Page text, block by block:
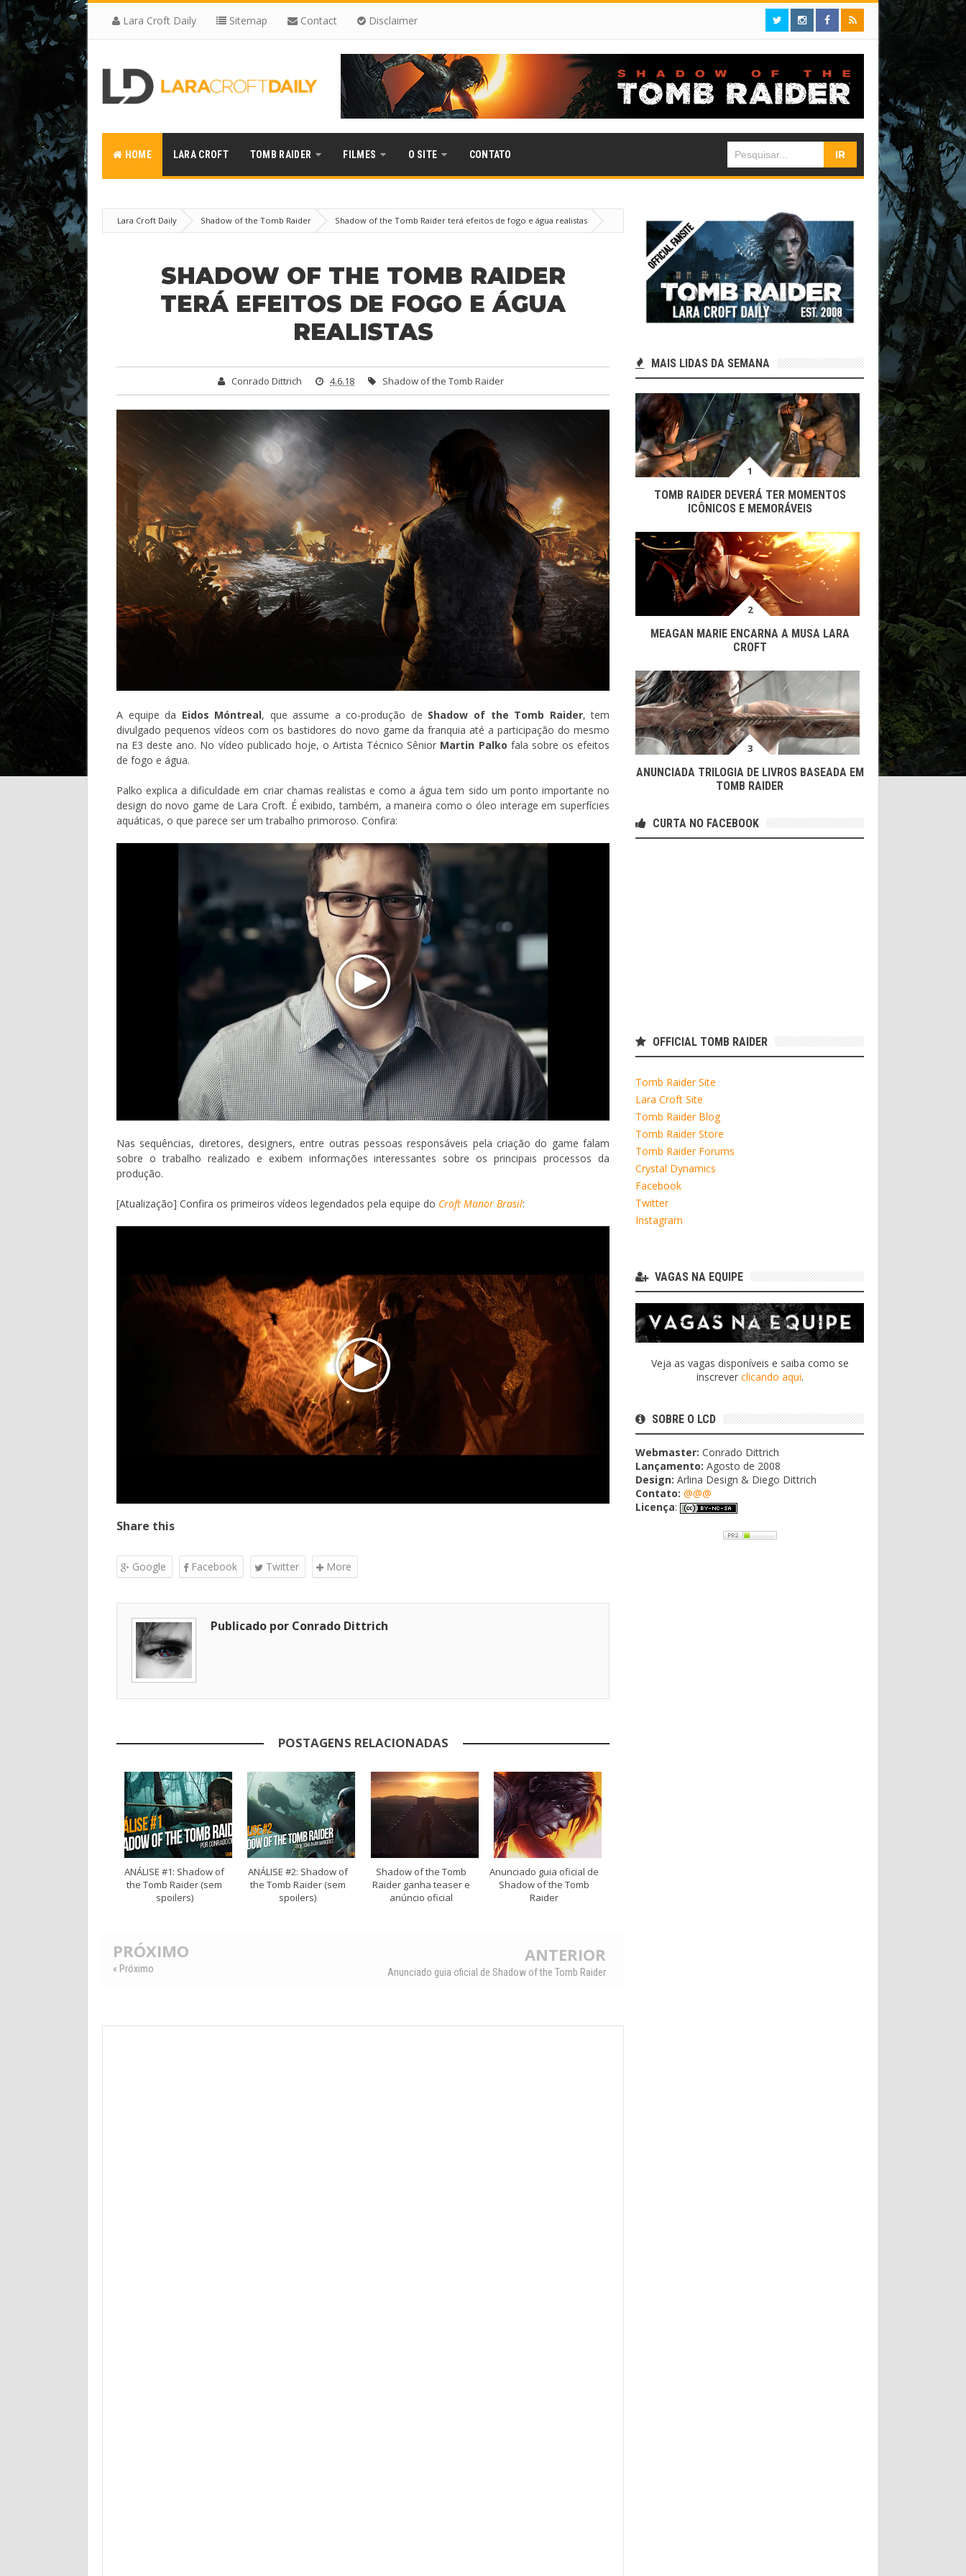
Lara Croft Daily Sitemap Contact Disclaimer
HOME LARA CROFT TOMB RAIDER FILMES O SITE CONTATO
Lara Croft Daily Shadow of the Tomb Raider Shadow of the Tomb Raider terá efeitos de fogo e água realistas
SHADOW OF THE TOMB RAIDER
TERÁ EFEITOS DE FOGO E ÁGUA
REALISTAS
Conrado Dittrich 4.6.18 Shadow of the Tomb Raider
A equipe da Eidos Móntreal, que assume a co-produção de Shadow of the Tomb Raider, tem
divulgado pequenos vídeos com os bastidores do novo game da franquia até a participação do mesmo
na E3 deste ano. No vídeo publicado hoje, o Artista Técnico Sênior Martin Palko fala sobre os efeitos
de fogo e água.
Palko explica a dificuldade em criar chamas realistas e como a água tem sido um ponto importante no
design do novo game de Lara Croft. É exibido, também, a maneira como o óleo interage em superfícies
aquáticas, o que parece ser um trabalho primoroso. Confira:
Nas sequências, diretores, designers, entre outras pessoas responsáveis pela criação do game falam
sobre o trabalho realizado e exibem informações interessantes sobre os principais processos da
produção.
[Atualização] Confira os primeiros vídeos legendados pela equipe do Croft Manor Brasil:
Share this
Google Facebook Twitter More
Publicado por Conrado Dittrich
POSTAGENS RELACIONADAS
ANÁLISE #1: Shadow of
the Tomb Raider (sem
spoilers)
ANÁLISE #2: Shadow of
the Tomb Raider (sem
spoilers)
Shadow of the Tomb
Raider ganha teaser e
anúncio oficial
Anunciado guia oficial de
Shadow of the Tomb
Raider
PRÓXIMO
« Próximo
ANTERIOR
Anunciado guia oficial de Shadow of the Tomb Raider
MAIS LIDAS DA SEMANA
TOMB RAIDER DEVERÁ TER MOMENTOS
ICÔNICOS E MEMORÁVEIS
MEAGAN MARIE ENCARNA A MUSA LARA
CROFT
ANUNCIADA TRILOGIA DE LIVROS BASEADA EM
TOMB RAIDER
CURTA NO FACEBOOK
OFFICIAL TOMB RAIDER
Tomb Raider Site
Lara Croft Site
Tomb Raider Blog
Tomb Raider Store
Tomb Raider Forums
Crystal Dynamics
Facebook
Twitter
Instagram
VAGAS NA EQUIPE
Veja as vagas disponíveis e saiba como se
inscrever clicando aqui.
SOBRE O LCD
Webmaster: Conrado Dittrich
Lançamento: Agosto de 2008
Design: Arlina Design & Diego Dittrich
Contato: @@@
Licença: